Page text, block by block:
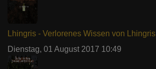
Lhingris - Verlorenes Wissen von Lhingris
Dienstag, 01 August 2017 10:49